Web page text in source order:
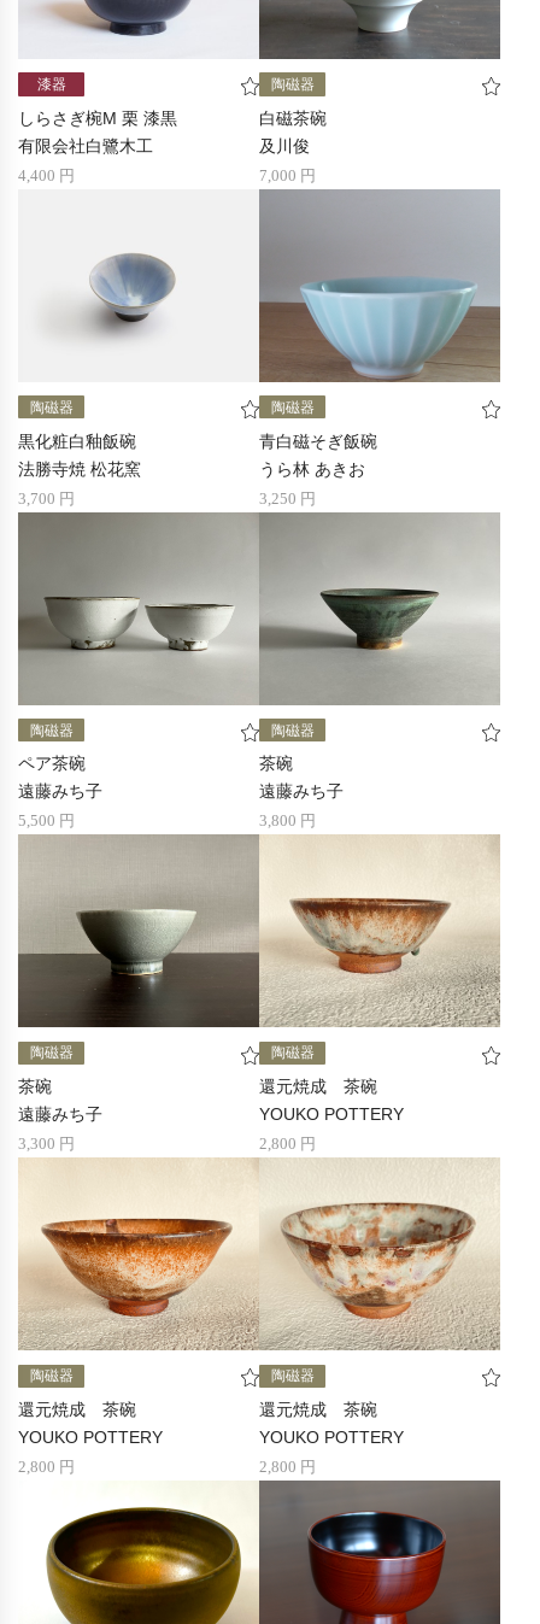
漆器
しらさぎ椀M 栗 漆黒
有限会社白鷺木工
4,400 円
陶磁器
白磁茶碗
及川俊
7,000 円
陶磁器
黒化粧白釉飯碗
法勝寺焼 松花窯
3,700 円
陶磁器
青白磁そぎ飯碗
うら林 あきお
3,250 円
陶磁器
ペア茶碗
遠藤みち子
5,500 円
陶磁器
茶碗
遠藤みち子
3,800 円
陶磁器
茶碗
遠藤みち子
3,300 円
陶磁器
還元焼成 茶碗
YOUKO POTTERY
2,800 円
陶磁器
還元焼成 茶碗
YOUKO POTTERY
2,800 円
陶磁器
還元焼成 茶碗
YOUKO POTTERY
2,800 円